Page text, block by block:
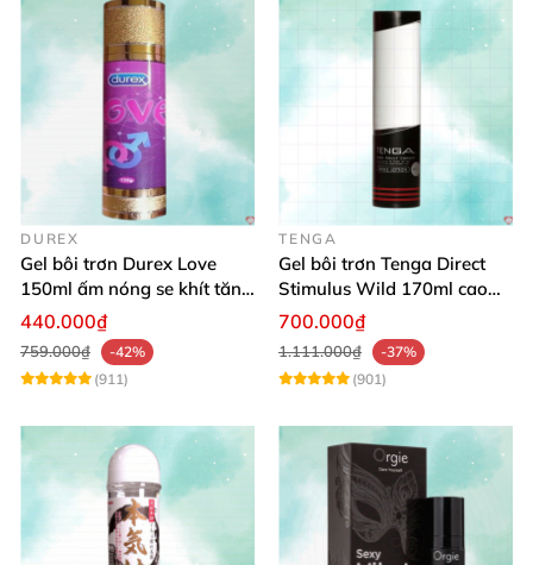
DUREX
Gel bôi trơn Durex Love
150ml ấm nóng se khít tăng
khoái cảm nữ
440.000₫
759.000₫
-42%
(911)
TENGA
Gel bôi trơn Tenga Direct
Stimulus Wild 170ml cao
cấp Nhật dễ dùng
700.000₫
1.111.000₫
-37%
(901)